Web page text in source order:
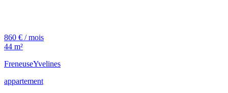
860 € / mois
44 m²
FreneuseYvelines
appartement